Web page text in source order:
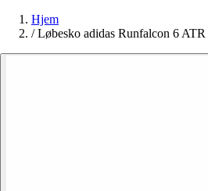
Hjem
/ Løbesko adidas Runfalcon 6 ATR